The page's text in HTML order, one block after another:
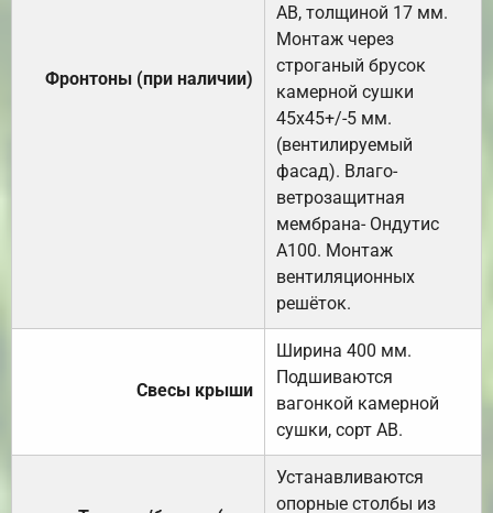
Фронтоны (при наличии)
АВ, толщиной 17 мм.
Монтаж через
строганый брусок
камерной сушки
45х45+/-5 мм.
(вентилируемый
фасад). Влаго-
ветрозащитная
мембрана- Ондутис
А100. Монтаж
вентиляционных
решёток.
Свесы крыши
Ширина 400 мм.
Подшиваются
вагонкой камерной
сушки, сорт АВ.
Устанавливаются
опорные столбы из